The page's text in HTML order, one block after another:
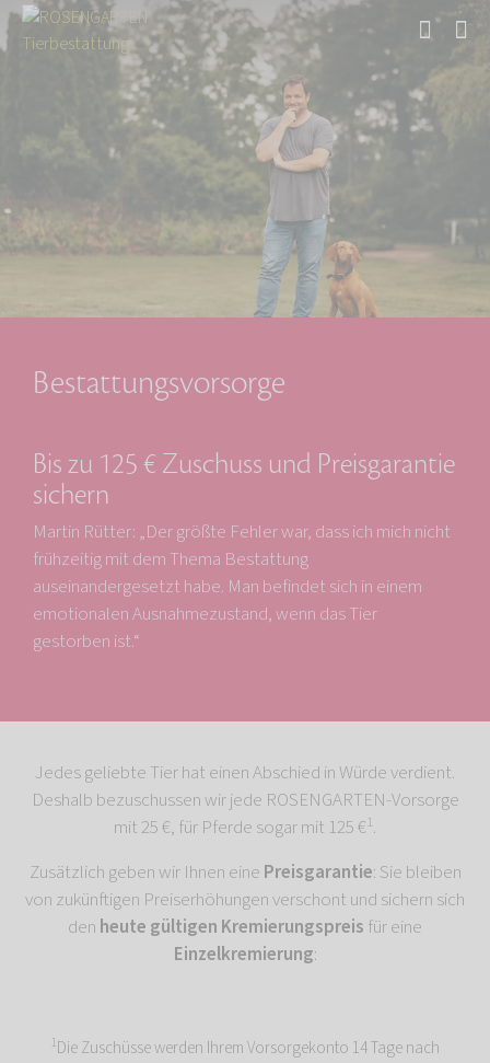
Bestattungsvorsorge
Bis zu 125 € Zuschuss und Preisgarantie
sichern
Martin Rütter: „Der größte Fehler war, dass ich mich nicht
frühzeitig mit dem Thema Bestattung
auseinandergesetzt habe. Man befindet sich in einem
emotionalen Ausnahmezustand, wenn das Tier
gestorben ist.“
Jedes geliebte Tier hat einen Abschied in Würde verdient.
Deshalb bezuschussen wir jede ROSENGARTEN-Vorsorge
mit 25 €, für Pferde sogar mit 125 €1.
Zusätzlich geben wir Ihnen eine Preisgarantie: Sie bleiben
von zukünftigen Preiserhöhungen verschont und sichern sich
den heute gültigen Kremierungspreis für eine
Einzelkremierung:
1Die Zuschüsse werden Ihrem Vorsorgekonto 14 Tage nach